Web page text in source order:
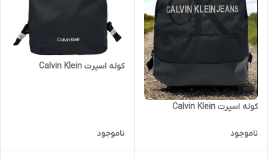
کوله اسپرت Calvin Klein
ناموجود
کوله اسپرت Calvin Klein
ناموجود